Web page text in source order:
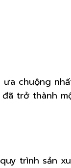
chuộng
trở thành
trình sản